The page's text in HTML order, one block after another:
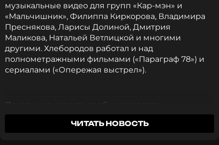
музыкальные видео для групп «Кар-мэн» и
«Мальчишник», Филиппа Киркорова, Владимира
Преснякова, Ларисы Долиной, Дмитрия
Маликова, Натальей Ветлицкой и многими
другими. Хлебородов работал и над
полнометражными фильмами («Параграф 78») и
сериалами («Опережая выстрел»).
Печальную новость сообщил коллега
постановщика Григорий Константинопольский в
ЧИТАТЬ НОВОСТЬ